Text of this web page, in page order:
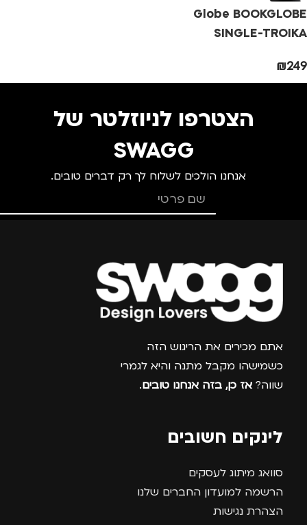
גברים
Globe BOOKGLOBE
SINGLE-TROIKA
₪249
הצטרפו לניוזלטר של
SWAGG
אנחנו הולכים לשלוח לך רק דברים טובים.
צרפו אותי למועדון
אתם מכירים את הריגוש הזה
כשמישהו מקבל מתנה והיא לגמרי
שווה? אז כן, בזה אנחנו טובים.
לינקים חשובים
סוואג מיתוג לעסקים
הרשמה למועדון החברים שלנו
הצהרת נגישות